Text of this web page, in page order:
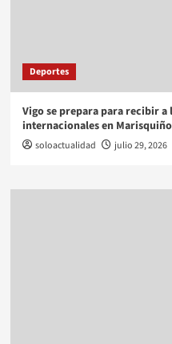
Deportes
Vigo se prepara para recibir
internacionales en
soloactualidad julio 29, 2026